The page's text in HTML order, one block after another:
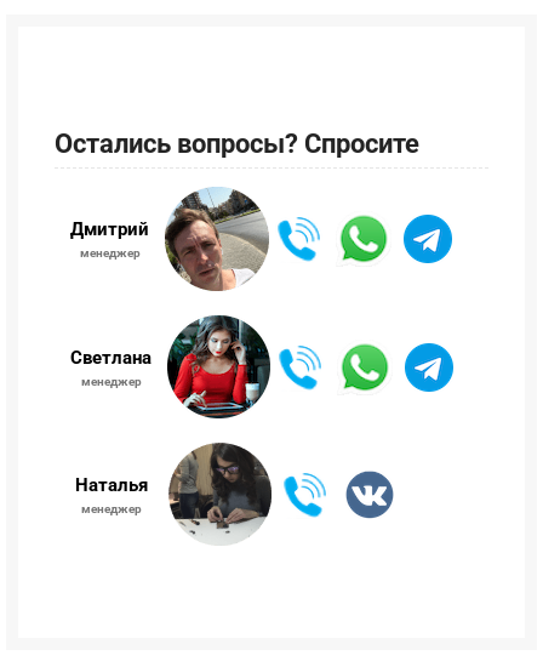
Остались вопросы? Спросите
Дмитрий
менеджер
Светлана
менеджер
Наталья
менеджер